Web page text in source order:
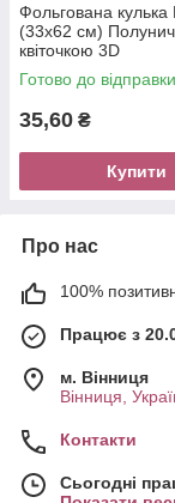
Фольгована
(33х62 см)
квіточкою 3D
Готово до відправки
35,60 ₴
Купити
Про нас
100%
Працює з
м. Вінниця
Вінниця,
Контакти
Сьогодні